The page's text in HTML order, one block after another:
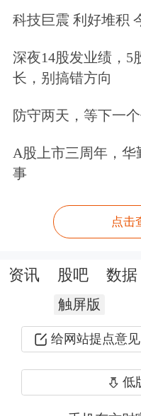
从融资成本来看
利率2.33%，下
2.05%-2.35%。
模式不断创新，
行规模+超额增
创“双向回拨”机
展金融债发行，
加速驱动。两年
债发行审批，
增，一举超近
公司负责人称。
科技巨震 利好堆积
深夜14股发业绩，5
长，别搞错方向
防守两天，等下一个
A股上市三周年，
事
点击
资讯 股吧 数据
触屏版
给网站提点意见
低